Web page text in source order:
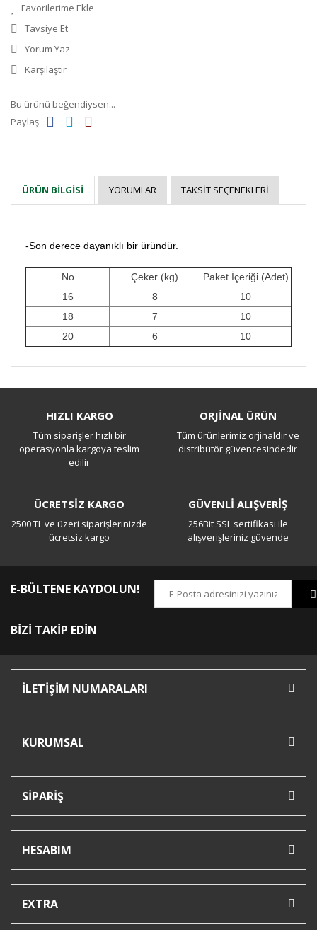
Tavsiye Et
Yorum Yaz
Karşılaştır
Bu ürünü beğendiysen...
Paylaş
ÜRÜN BILGISI YORUMLAR TAKSIT SEÇENEKLERI
-Son derece dayanıklı bir üründür.
No Çeker (kg)
Paket İçeriği (Adet)
16
8
10
18
7
10
20
6 10
Yorum Yaz
HIZLI KARGO
Tüm siparişler hızlı bir
operasyonla kargoya teslim
edilir
ORJİNAL ÜRÜN
Tüm ürünlerimiz orjinaldir ve
distribütör güvencesindedir
ÜCRETSİZ KARGO
2500 TL ve üzeri siparişlerinizde
ücretsiz kargo
GÜVENLİ ALIŞVERİŞ
256Bit SSL sertifikası ile
alışverişleriniz güvende
E-BÜLTENE KAYDOLUN!
BİZİ TAKİP EDİN
İLETİŞİM NUMARALARI
KURUMSAL
SİPARİŞ
HESABIM
EXTRA